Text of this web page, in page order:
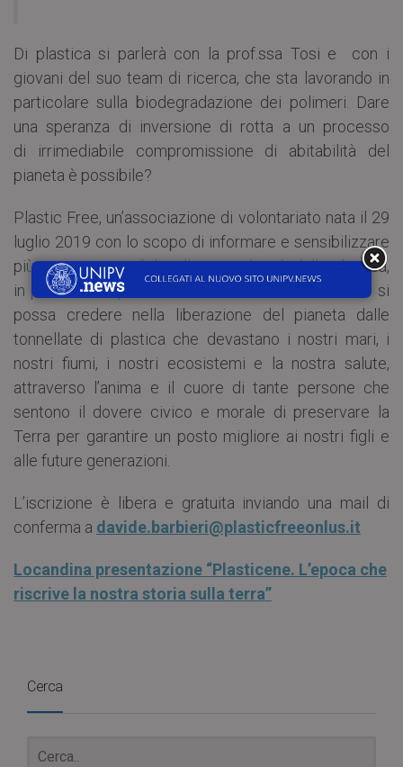
Di plastica si parlerà con la prof.ssa Tosi e con i
giovani del suo team di ricerca, che sta lavorando in
particolare sulla biodegradazione dei polimeri. Dare
una speranza di inversione di rotta a un processo
di irrimediabile compromissione di abitabilità del
pianeta è possibile?
Plastic Free, un’associazione di volontariato nata il 29
luglio 2019 con lo scopo di informare e sensibilizzare
più persone possibili sulla pericolosità della plastica,
in particolare quella monouso, racconterà di come si
possa credere nella liberazione del pianeta dalle
tonnellate di plastica che devastano i nostri mari, i
nostri fiumi, i nostri ecosistemi e la nostra salute,
attraverso l’anima e il cuore di tante persone che
sentono il dovere civico e morale di preservare la
Terra per garantire un posto migliore ai nostri figli e
alle future generazioni.
L’iscrizione è libera e gratuita inviando una mail di
conferma a davide.barbieri@plasticfreeonlus.it
Locandina presentazione “Plasticene. L’epoca che
riscrive la nostra storia sulla terra”
Cerca